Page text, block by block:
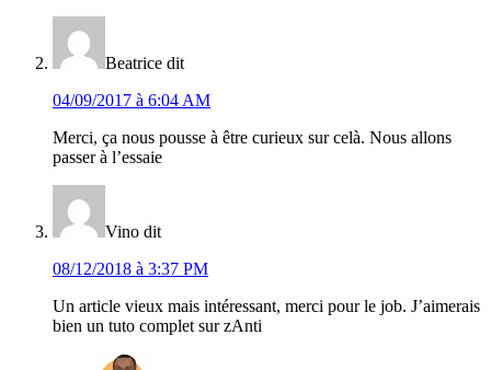
Beatrice dit
04/09/2017 à 6:04 AM
Merci, ça nous pousse à être curieux sur celà. Nous allons
passer à l’essaie
Vino dit
08/12/2018 à 3:37 PM
Un article vieux mais intéressant, merci pour le job. J’aimerais
bien un tuto complet sur zAnti